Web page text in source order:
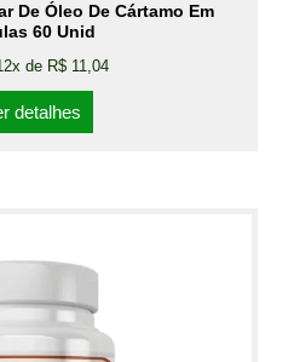
De Óleo De Cártamo Em
60 Unid
de R$ 11,04
detalhes